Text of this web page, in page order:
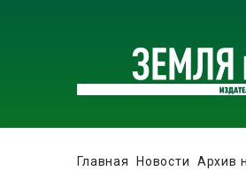
Главная Новости Архив